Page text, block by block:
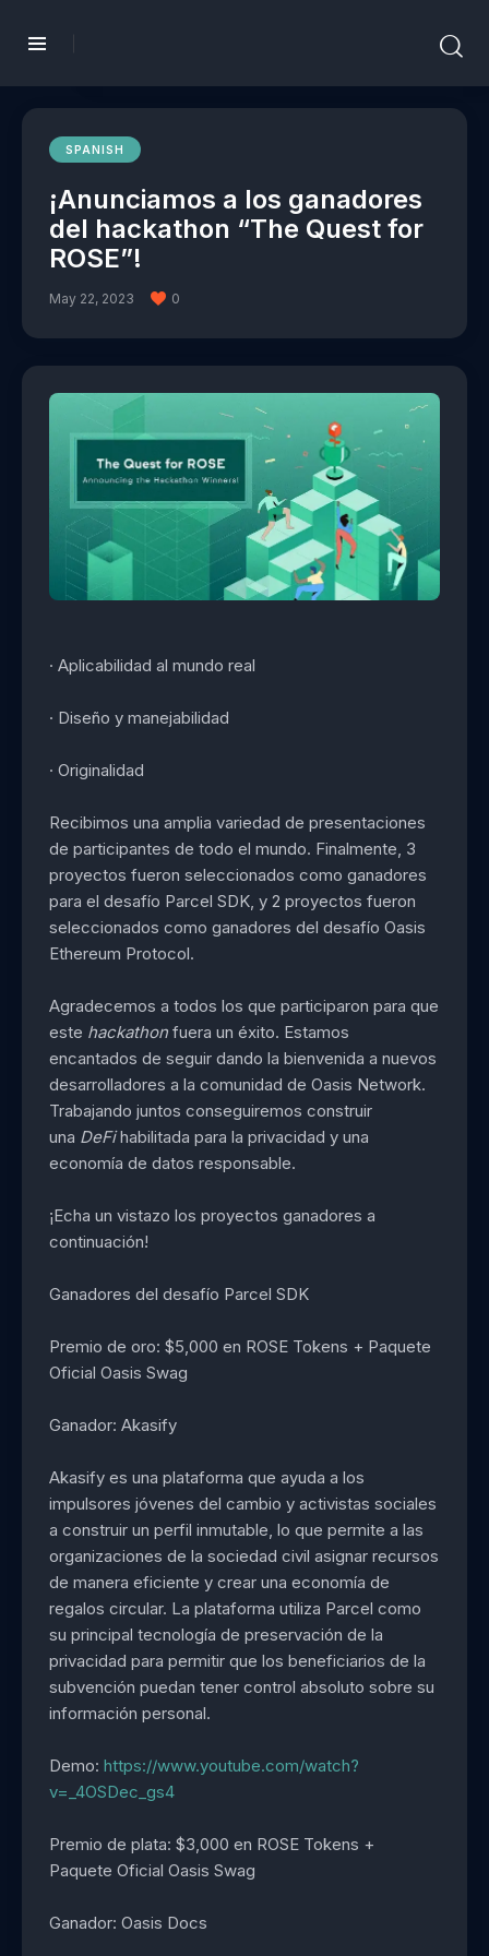
SPANISH
¡Anunciamos a los ganadores
del hackathon “The Quest for
ROSE”!
May 22, 2023 0
· Aplicabilidad al mundo real
· Diseño y manejabilidad
· Originalidad
Recibimos una amplia variedad de presentaciones
de participantes de todo el mundo. Finalmente, 3
proyectos fueron seleccionados como ganadores
para el desafío Parcel SDK, y 2 proyectos fueron
seleccionados como ganadores del desafío Oasis
Ethereum Protocol.
Agradecemos a todos los que participaron para que
este hackathon fuera un éxito. Estamos
encantados de seguir dando la bienvenida a nuevos
desarrolladores a la comunidad de Oasis Network.
Trabajando juntos conseguiremos construir
una DeFihabilitada para la privacidad y una
economía de datos responsable.
¡Echa un vistazo los proyectos ganadores a
continuación!
Ganadores del desafío Parcel SDK
Premio de oro: $5,000 en ROSE Tokens + Paquete
Oficial Oasis Swag
Ganador: Akasify
Akasify es una plataforma que ayuda a los
impulsores jóvenes del cambio y activistas sociales
a construir un perfil inmutable, lo que permite a las
organizaciones de la sociedad civil asignar recursos
de manera eficiente y crear una economía de
regalos circular. La plataforma utiliza Parcel como
su principal tecnología de preservación de la
privacidad para permitir que los beneficiarios de la
subvención puedan tener control absoluto sobre su
información personal.
Demo: https://www.youtube.com/watch?
v=_4OSDec_gs4
Premio de plata: $3,000 en ROSE Tokens +
Paquete Oficial Oasis Swag
Ganador: Oasis Docs